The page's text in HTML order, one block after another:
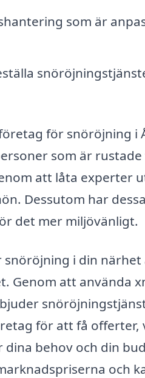
som är
för snöröjning
som är
att låta experter
Dessutom har
det mer miljövänligt.
i din
Genom att använda
för att få offerter,
dina behov och din
och